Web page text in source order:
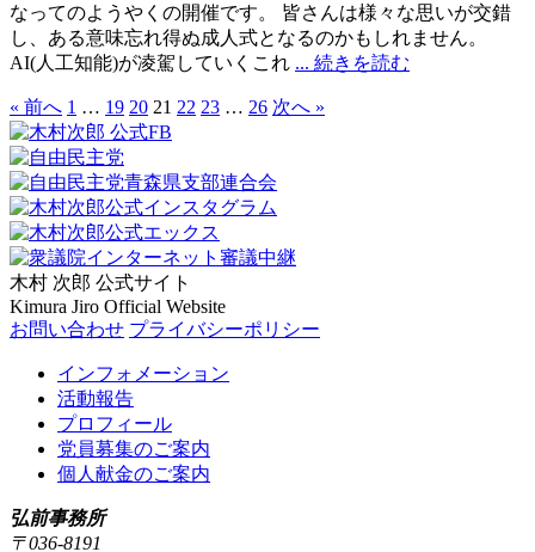
なってのようやくの開催です。 皆さんは様々な思いが交錯
し、ある意味忘れ得ぬ成人式となるのかもしれません。
AI(人工知能)が凌駕していくこれ ... 続きを読む
« 前へ 1 … 19 20 21 22 23 … 26 次へ »
木村 次郎 公式サイト
Kimura Jiro Official Website
お問い合わせ プライバシーポリシー
インフォメーション
活動報告
プロフィール
党員募集のご案内
個人献金のご案内
弘前事務所
〒036-8191